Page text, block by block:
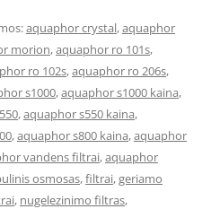
aquaphor crystal,aquaphor
morion,aquaphor ro 101s,
ro 102s,aquaphor ro 206s,
s1000,aquaphor s1000 kaina,
,aquaphor s550 kaina,
,aquaphor s800 kaina,aquaphor
vandens filtrai,aquaphor
osmosas,filtrai,geriamo
, nugelezinimo filtras,